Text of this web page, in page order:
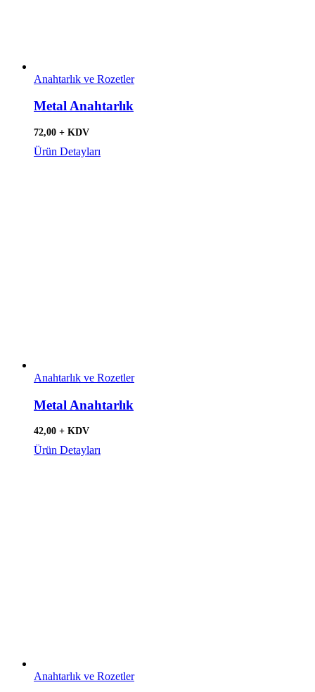
Anahtarlık ve Rozetler
Metal Anahtarlık
72,00 + KDV
Ürün Detayları
Anahtarlık ve Rozetler
Metal Anahtarlık
42,00 + KDV
Ürün Detayları
Anahtarlık ve Rozetler